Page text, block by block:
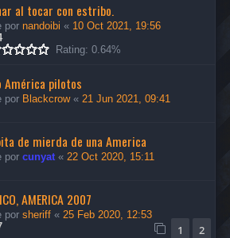
al tocar con estribo.
por nandoibi « 10 Oct 2021, 19:56
Rating: 0.64%
América pilotos
por Blackcrow« 21 Jun 2021, 09:41
de mierda de una America
por cunyat« 22 Oct 2020, 15:11
AMERICA 2007
por sheriff « 25 Feb 2020, 12:53
1 2